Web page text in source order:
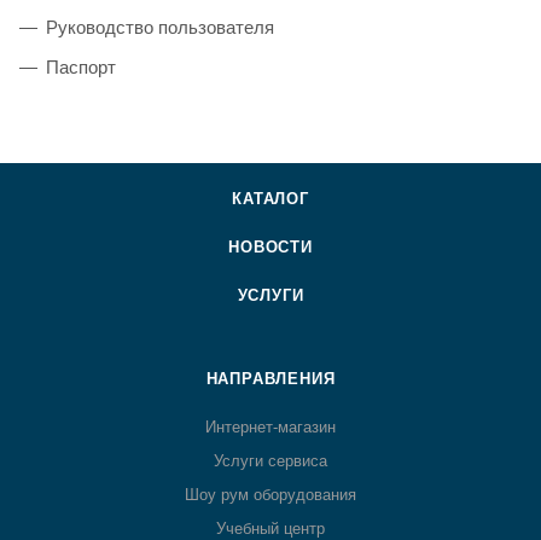
Руководство пользователя
Паспорт
КАТАЛОГ
НОВОСТИ
УСЛУГИ
НАПРАВЛЕНИЯ
Интернет-магазин
Услуги сервиса
Шоу рум оборудования
Учебный центр